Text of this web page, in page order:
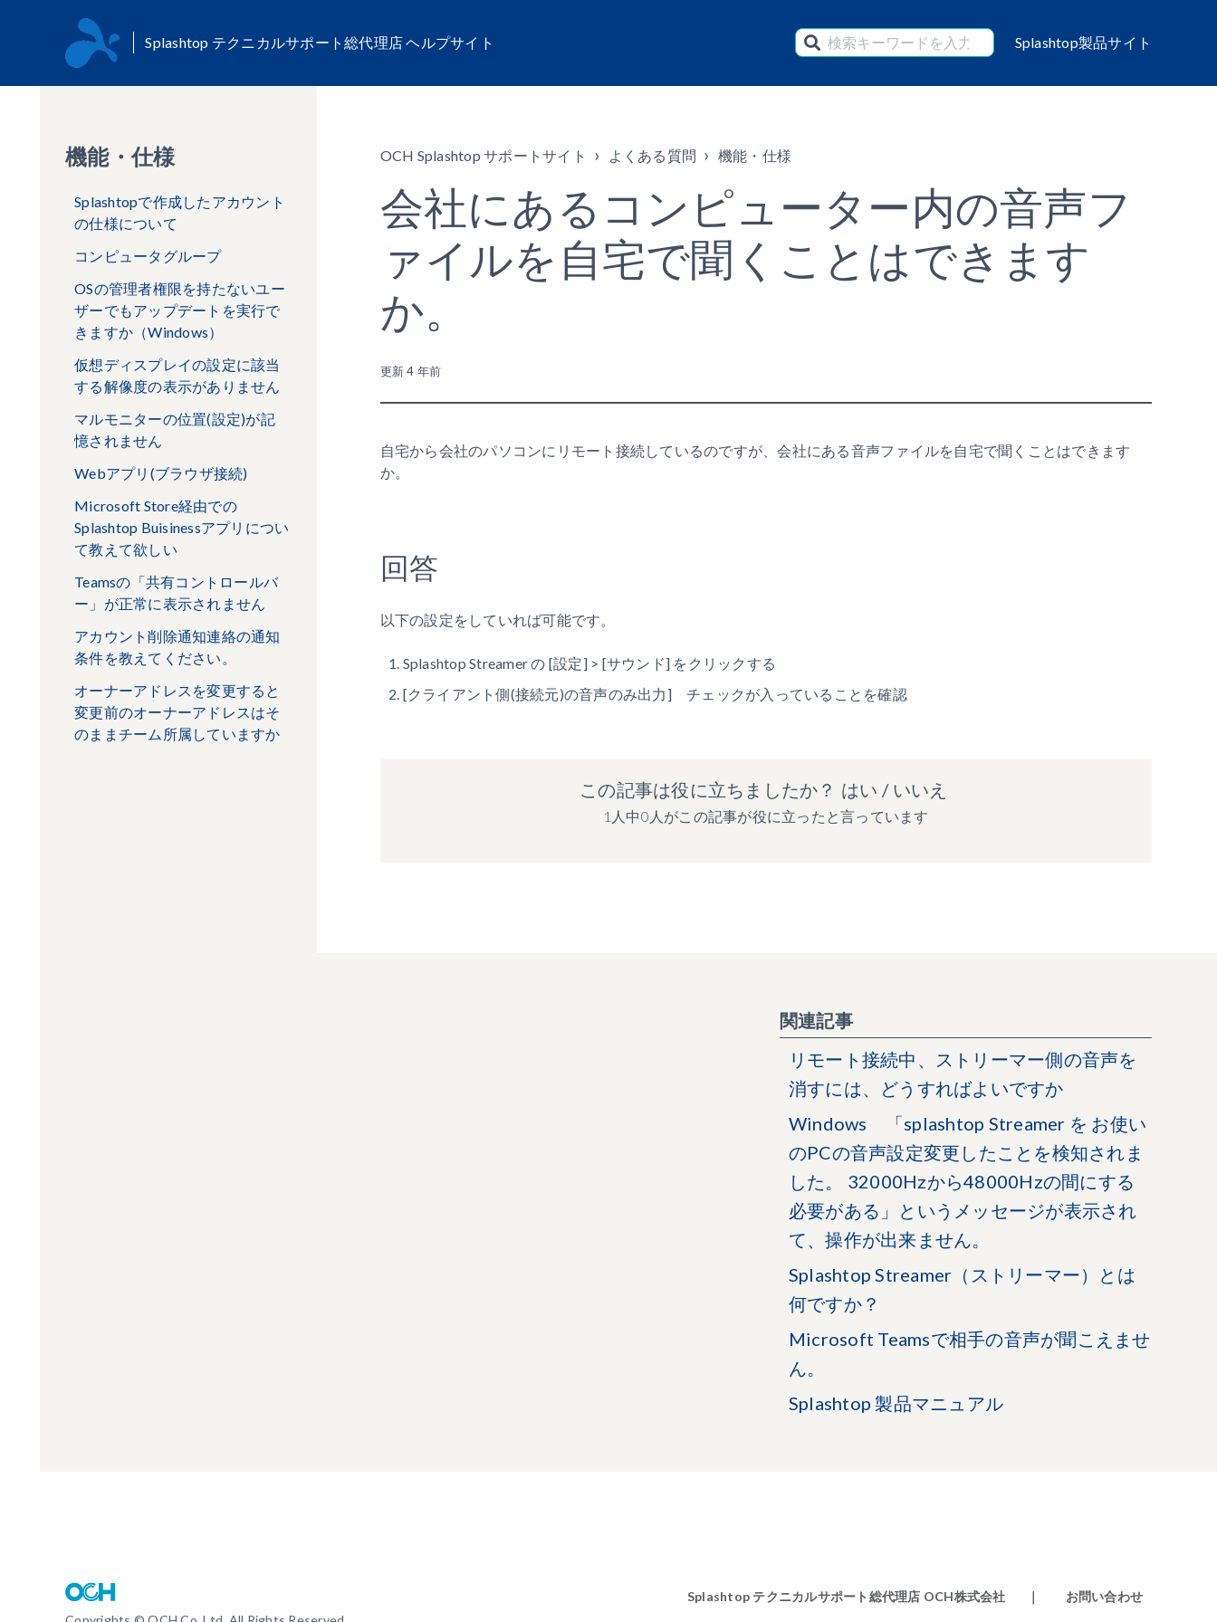
Splashtop テクニカルサポート総代理店 ヘルプサイト Splashtop製品サイト
機能・仕様
Splashtopで作成したアカウント
の仕様について
コンピュータグループ
OSの管理者権限を持たないユー
ザーでもアップデートを実行で
きますか（Windows）
仮想ディスプレイの設定に該当
する解像度の表示がありません
マルモニターの位置(設定)が記
憶されません
Webアプリ(ブラウザ接続)
Microsoft Store経由での
Splashtop Buisinessアプリについ
て教えて欲しい
Teamsの「共有コントロールバ
ー」が正常に表示されません
アカウント削除通知連絡の通知
条件を教えてください。
オーナーアドレスを変更すると
変更前のオーナーアドレスはそ
のままチーム所属していますか
OCH Splashtop サポートサイト よくある質問 機能・仕様
会社にあるコンピューター内の音声フ
ァイルを自宅で聞くことはできます
か。
更新4 年前
自宅から会社のパソコンにリモート接続しているのですが、会社にある音声ファイルを自宅で聞くことはできます
か。
回答
以下の設定をしていれば可能です。
Splashtop Streamer の [設定] > [サウンド] をクリックする
[クライアント側(接続元)の音声のみ出力] チェックが入っていることを確認
この記事は役に立ちましたか？ はい / いいえ
1人中0人がこの記事が役に立ったと言っています
関連記事
リモート接続中、ストリーマー側の音声を
消すには、どうすればよいですか
Windows 「splashtop Streamer を お使い
のPCの音声設定変更したことを検知されま
した。 32000Hzから48000Hzの間にする
必要がある」というメッセージが表示され
て、操作が出来ません。
Splashtop Streamer（ストリーマー）とは
何ですか？
Microsoft Teamsで相手の音声が聞こえませ
ん。
Splashtop 製品マニュアル
Splashtop テクニカルサポート総代理店 OCH株式会社 ｜ お問い合わせ